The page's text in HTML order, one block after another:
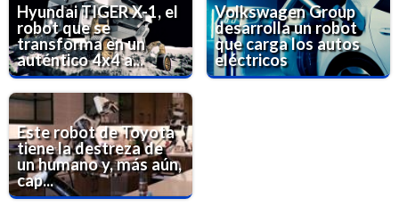
Hyundai TIGER X-1, el
robot que se
transforma en un
auténtico 4x4 a...
Volkswagen Group
desarrolla un robot
que carga los autos
eléctricos
Este robot de Toyota
tiene la destreza de
un humano y, más aún,
cap...